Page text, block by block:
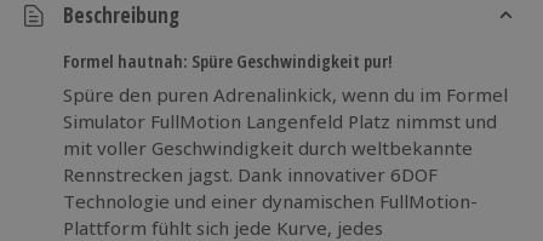
Beschreibung
Formel hautnah: Spüre Geschwindigkeit pur!
Spüre den puren Adrenalinkick, wenn du im Formel
Simulator FullMotion Langenfeld Platz nimmst und
mit voller Geschwindigkeit durch weltbekannte
Rennstrecken jagst. Dank innovativer 6DOF
Technologie und einer dynamischen FullMotion-
Plattform fühlt sich jede Kurve, jedes